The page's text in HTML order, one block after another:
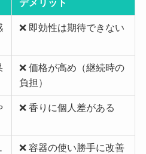
デメリット
❌ 即効性は期待できない
❌ 価格が高め（継続時の
負担）
❌ 香りに個人差がある
❌ 容器の使い勝手に改善